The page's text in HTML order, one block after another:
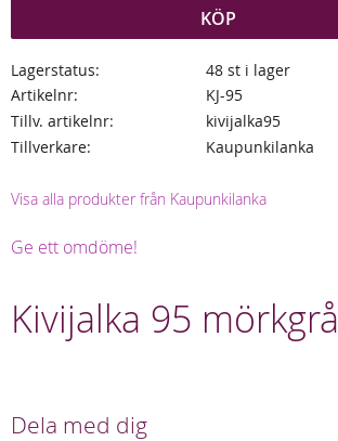
KÖP
Lagerstatus
48 st i lager
Artikelnr
KJ-95
Tillv. artikelnr
kivijalka95
Tillverkare
Kaupunkilanka
Visa alla produkter från Kaupunkilanka
Ge ett omdöme!
Kivijalka 95 mörkgrå
Dela med dig